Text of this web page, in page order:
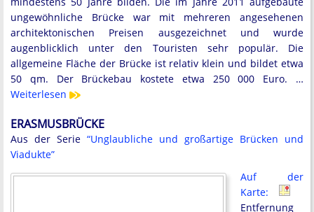
ungewöhnliche Brücke war mit mehreren angesehenen
architektonischen Preisen ausgezeichnet und wurde
augenblicklich unter den Touristen sehr populär. Die
allgemeine Fläche der Brücke ist relativ klein und bildet etwa
50 qm. Der Brückebau kostete etwa 250 000 Euro. …
Weiterlesen
ERASMUSBRÜCKE
Aus der Serie “Unglaubliche und großartige Brücken und
Viadukte”
Auf der
Karte:
Entfernung